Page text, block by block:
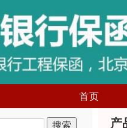
首页
产